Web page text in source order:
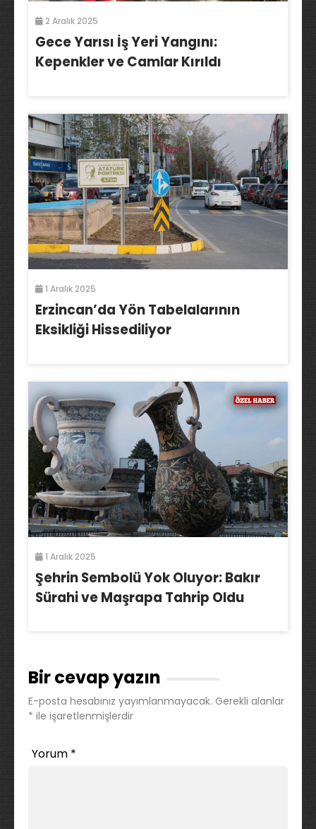
2 Aralık 2025
Gece Yarısı İş Yeri Yangını:
Kepenkler ve Camlar Kırıldı
1 Aralık 2025
Erzincan’da Yön Tabelalarının
Eksikliği Hissediliyor
1 Aralık 2025
Şehrin Sembolü Yok Oluyor: Bakır
Sürahi ve Maşrapa Tahrip Oldu
Bir cevap yazın
E-posta hesabınız yayımlanmayacak. Gerekli alanlar
* ile işaretlenmişlerdir
Yorum *